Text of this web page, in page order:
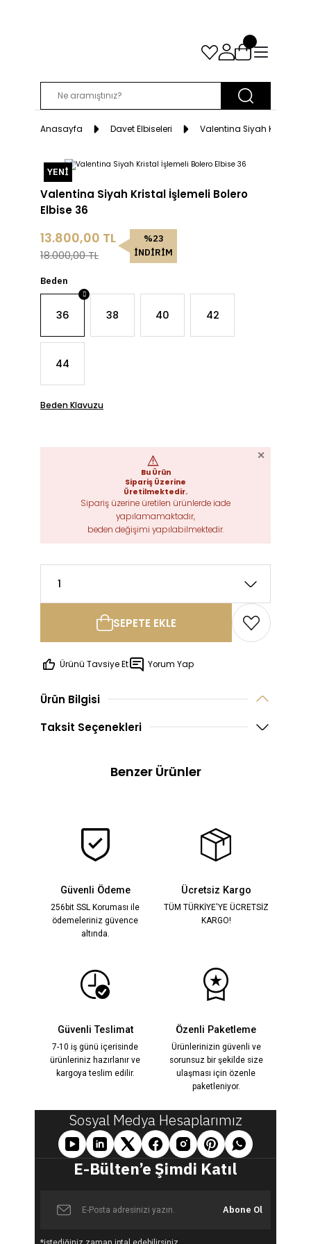
Anasayfa Davet Elbiseleri Valentina Siyah Kristal
YENİ
Valentina Siyah Kristal İşlemeli Bolero
Elbise 36
13.800,00 TL
18.000,00 TL
%23
İNDİRİM
Beden
36 38 40 42
44
Beden Klavuzu
Üretilmektedir.
Sipariş üzerine üretilen ürünlerde
SEPETE EKLE
Ürünü Tavsiye Et Yorum Yap
Ürün Bilgisi
Taksit Seçenekleri
Benzer Ürünler
18.000,00 TL
YENİ
Valentina Mavi Kristal İşlemeli Bolero Elbise
%23
13.800,00 TL
18.000,00 TL
YENİ
Juliet Kahverengi Kristal İşlemeli Bolero Elbise
%23
13.800,00 TL
18.000,00 TL
Güvenli Ödeme
256bit SSL Koruması ile
ödemeleriniz güvence
altında.
Ücretsiz Kargo
TÜM TÜRKİYE'YE ÜCRETSİZ
KARGO!
Güvenli Teslimat
7-10 iş günü içerisinde
ürünleriniz hazırlanır ve
kargoya teslim edilir.
Özenli Paketleme
Ürünlerinizin güvenli ve
sorunsuz bir şekilde size
ulaşması için özenle
paketleniyor.
Sosyal Medya Hesaplarımız
E-Bülten’e Şimdi Katıl
Abone Ol